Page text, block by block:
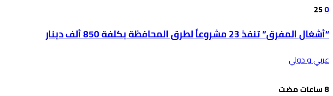
0
25
“أشغال المفرق” تنفذ 23 مشروعاً لطرق المحافظة بكلفة 850 ألف دينار
عربي و دولي